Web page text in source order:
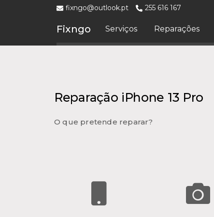
fixngo@outlook.pt 255 616 167
Fixngo Serviços Reparações
Reparação iPhone 13 Pro
O que pretende reparar?